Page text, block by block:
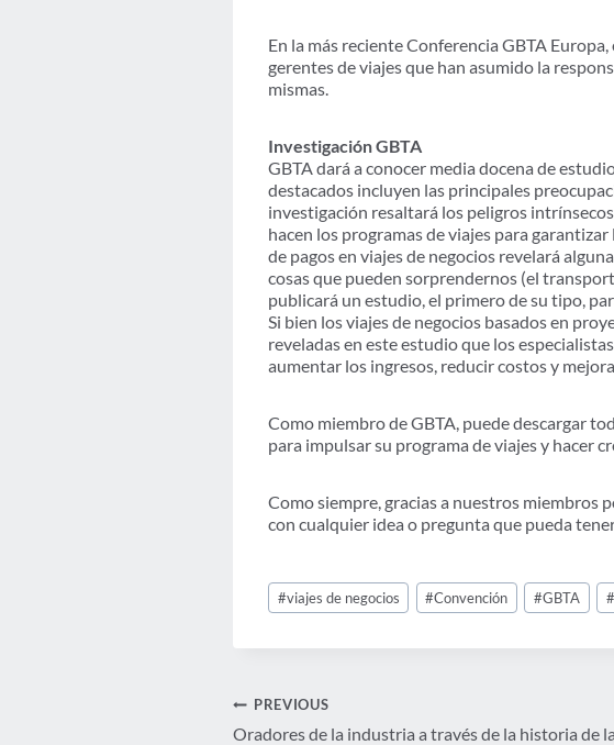
En la más reciente Conferencia GBTA
gerentes de viajes que han asumido la
mismas.
Investigación GBTA
GBTA dará a conocer media docena de
destacados incluyen las principales
investigación resaltará los peligros
hacen los programas de viajes para
de pagos en viajes de negocios revelará
cosas que pueden sorprendernos (el
publicará un estudio, el primero de su tipo,
Si bien los viajes de negocios basados en
reveladas en este estudio que los
aumentar los ingresos, reducir costos y
Como miembro de GBTA, puede descargar
para impulsar su programa de viajes y hacer
Como siempre, gracias a nuestros miembros
con cualquier idea o pregunta que pueda
Post
Tags:
#viajes de negocios #Convención #GBTA #
Navegación
PREVIOUS
Oradores de la industria a través de la historia de